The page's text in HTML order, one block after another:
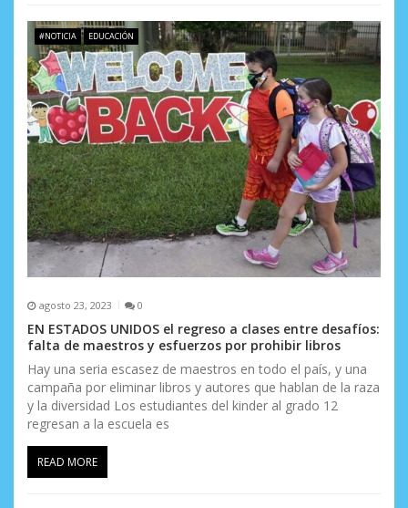
#NOTICIA EDUCACIÓN
agosto 23, 2023 0
EN ESTADOS UNIDOS el regreso a clases entre desafíos:
falta de maestros y esfuerzos por prohibir libros
Hay una seria escasez de maestros en todo el país, y una
campaña por eliminar libros y autores que hablan de la raza
y la diversidad Los estudiantes del kinder al grado 12
regresan a la escuela es
READ MORE